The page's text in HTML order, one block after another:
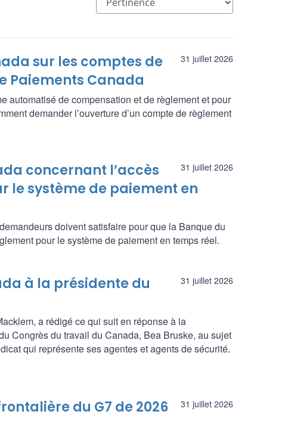
31 juillet 2026
sur les comptes de
Paiements Canada
automatisé de compensation et de règlement et pour
demander l’ouverture d’un compte de règlement
31 juillet 2026
concernant l’accès
le système de paiement en
doivent satisfaire pour que la Banque du
pour le système de paiement en temps réel.
31 juillet 2026
à la présidente du
a rédigé ce qui suit en réponse à la
Congrès du travail du Canada, Bea Bruske, au sujet
qui représente ses agentes et agents de sécurité.
31 juillet 2026
du G7 de 2026